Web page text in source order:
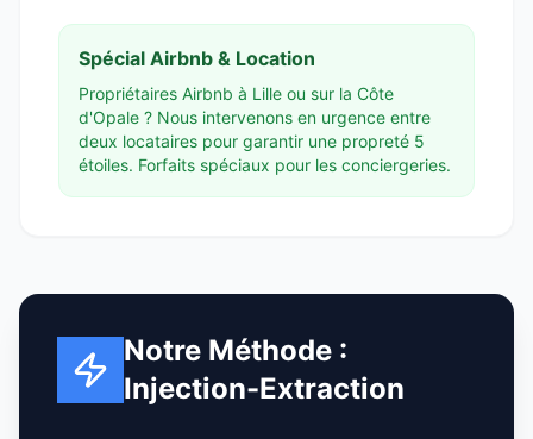
Spécial Airbnb & Location
Propriétaires Airbnb à Lille ou sur la Côte
d'Opale ? Nous intervenons en urgence entre
deux locataires pour garantir une propreté 5
étoiles. Forfaits spéciaux pour les conciergeries.
Notre Méthode :
Injection-Extraction